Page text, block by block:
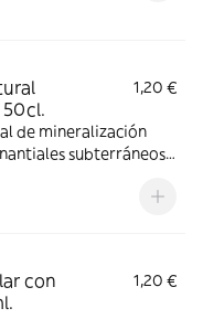
1,20 €
de mineralización
subterráneos
con
1,20 €